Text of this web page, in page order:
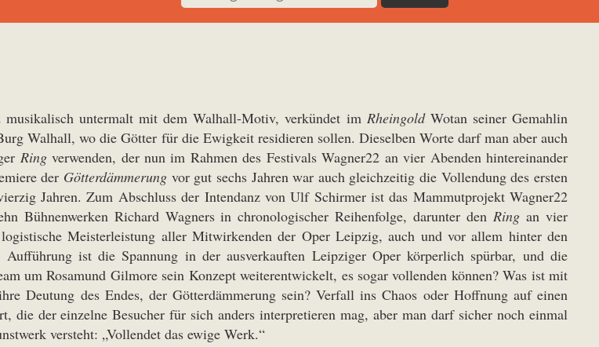
untermalt mit dem Walhall-Motiv, verkündet im RheingoldWotan seiner Gemahlin
Walhall, wo die Götter für die Ewigkeit residieren sollen. Dieselben Worte darf man aber auch
Ringverwenden, der nun im Rahmen des Festivals Wagner22 an vier Abenden hintereinander
der Götterdämmerung vor gut sechs Jahren war auch gleichzeitig die Vollendung des ersten
Jahren. Zum Abschluss der Intendanz von Ulf Schirmer ist das Mammutprojekt Wagner22
Bühnenwerken Richard Wagners in chronologischer Reihenfolge, darunter denRingan vier
logistische Meisterleistung aller Mitwirkenden der Oper Leipzig, auch und vor allem hinter den
ist die Spannung in der ausverkauften Leipziger Oper körperlich spürbar, und die
um Rosamund Gilmore sein Konzept weiterentwickelt, es sogar vollenden können? Was ist mit
Deutung des Endes, der Götterdämmerung sein? Verfall ins Chaos oder Hoffnung auf einen
die der einzelne Besucher für sich anders interpretieren mag, aber man darf sicher noch einmal
versteht: „Vollendet das ewige Werk.“